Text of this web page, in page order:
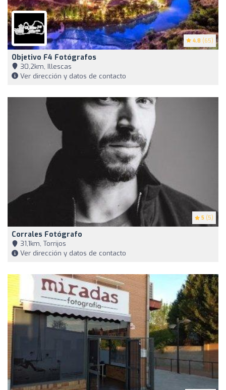
4.8 (65)
Objetivo F4 Fotógrafos
30,2km, Illescas
Ver dirección y datos de contacto
5 (5)
Corrales Fotógrafo
31,1km, Torrijos
Ver dirección y datos de contacto